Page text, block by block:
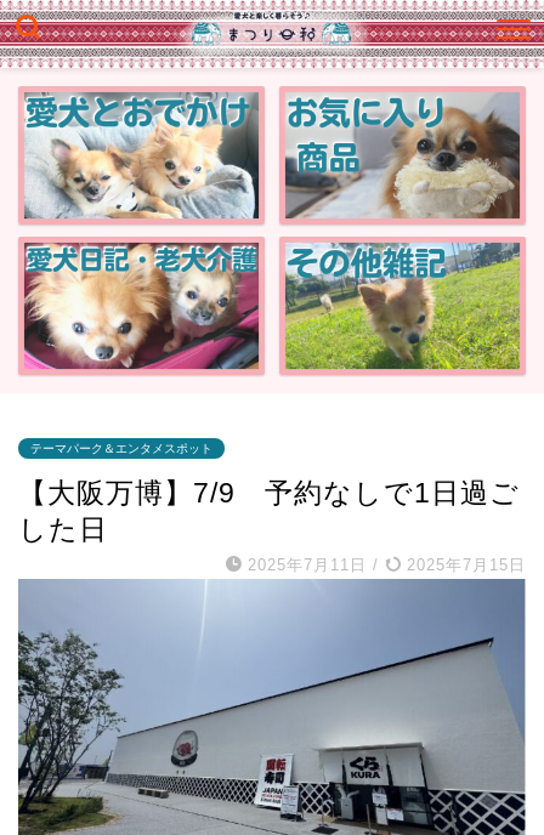
テーマパーク＆エンタメスポット
【大阪万博】7/9 予約なしで1日過ご
した日
2025年7月11日 / 2025年7月15日